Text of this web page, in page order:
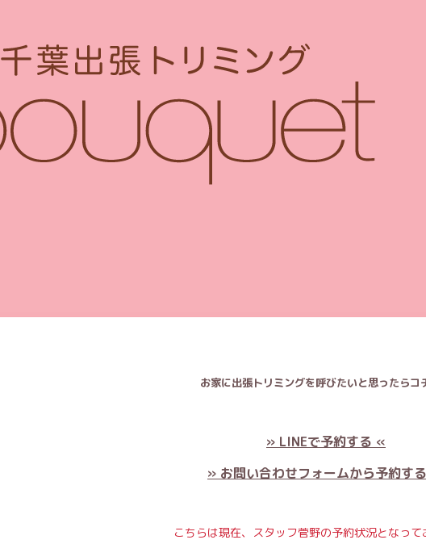
お家に出張トリミングを呼びたいと思ったらコ
» LINEで予約する «
» お問い合わせフォームから予約す
こちらは現在、スタッフ菅野の予約状況となって